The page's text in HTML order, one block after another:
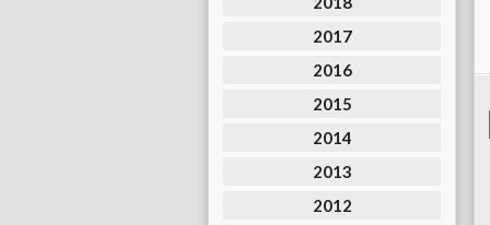
2017
2016
2015
2014
2013
2012